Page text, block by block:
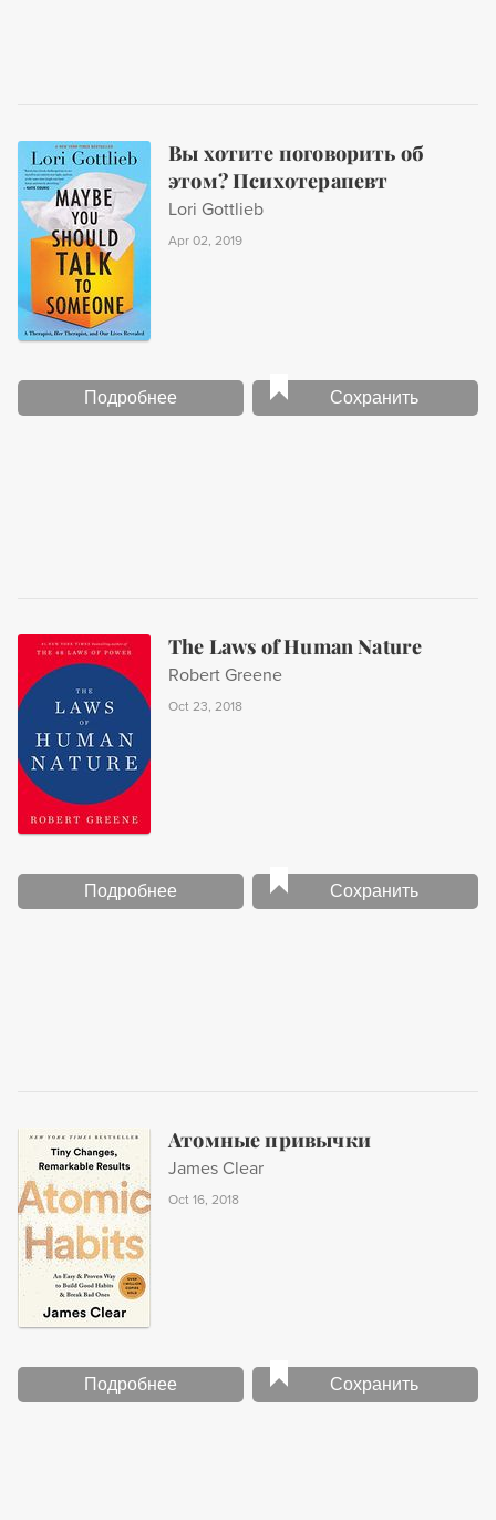
Вы хотите поговорить об
этом? Психотерапевт
Lori Gottlieb
Apr 02, 2019
Подробнее Сохранить
The Laws of Human Nature
Robert Greene
Oct 23, 2018
Подробнее Сохранить
Атомные привычки
James Clear
Oct 16, 2018
Подробнее Сохранить